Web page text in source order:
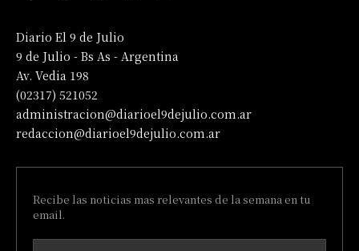
Diario El 9 de Julio
9 de Julio - Bs As - Argentina
Av. Vedia 198
(02317) 521052
administracion@diarioel9dejulio.com.ar
redaccion@diarioel9dejulio.com.ar
Recibe las noticias mas relevantes de la semana en tu
email.